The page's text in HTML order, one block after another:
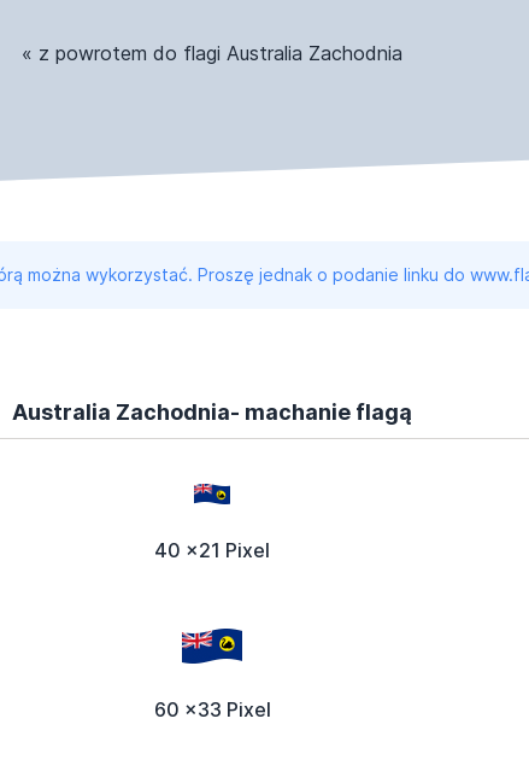
« z powrotem do flagi Australia Zachodnia
można wykorzystać. Proszę jednak o podanie linku do
Australia Zachodnia- machanie flagą
40 x21 Pixel
60 x33 Pixel